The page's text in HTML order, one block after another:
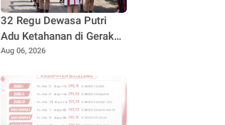
32 Regu Dewasa Putri
Adu Ketahanan di Gerak
Jalan 17 Kilometer,
Rp82,5 Juta pada HUT RI
ke-81
Aug 06, 2026